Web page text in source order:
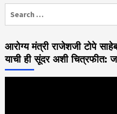
आरोग्य मंत्री राजेशजी टोपे
याची ही सूंदर अशी चित्रफीत: